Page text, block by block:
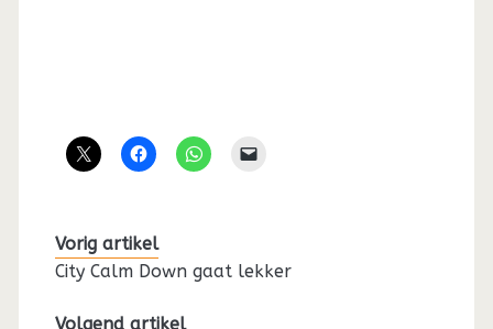
Vorig artikel
City Calm Down gaat lekker
Volgend artikel